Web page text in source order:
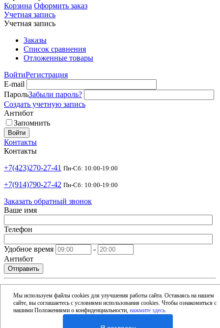
Мы используем файлы cookies для улучшения работы сайта. Оставаясь на нашем
сайте, вы соглашаетесь с условиями использования cookies. Чтобы ознакомиться с
нашими Положениями о конфиденциальности,нажмите здесь.
Корзина Оформить заказ
Учетная запись
Учетная запись
Заказы
Список сравнения
Отложенные товары
ВойтиРегистрация
E-mail
ПарольЗабыли пароль?
Создать учетную запись
Антибот
Запомнить
Войти
Контакты
Контакты
+7(423)270-27-41 Пн-Сб: 10:00-19:00
+7(914)790-27-42 Пн-Сб: 10:00-19:00
Заказать обратный звонок
Ваше имя
Телефон
Удобное время
-
Антибот
Отправить
Адрес
Россия, Владивосток, 15-я улица, 1Б